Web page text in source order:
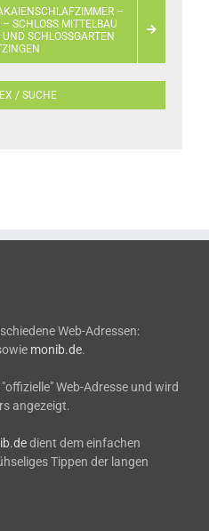
–
– SCHLOSS MITTELBAU
SCHLOSSGARTEN
/ SUCHE
Web-Adressen:
monib.de.
Web-Adresse und wird
angezeigt.
dient dem einfachen
Tippen der langen